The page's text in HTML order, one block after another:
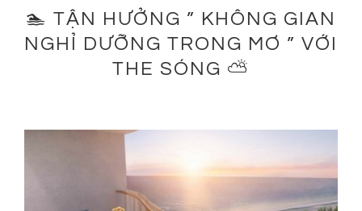
🏊 TẬN HƯỞNG ” KHÔNG GIAN
NGHỈ DƯỠNG TRONG MƠ ” VỚI
THE SÓNG ⛅️